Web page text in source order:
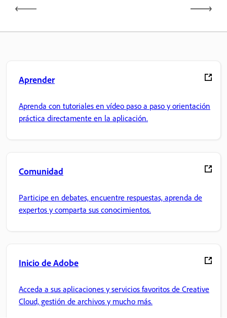
Aprender
Aprenda con tutoriales en vídeo paso a paso y orientación
práctica directamente en la aplicación.
Comunidad
Participe en debates, encuentre respuestas, aprenda de
expertos y comparta sus conocimientos.
Inicio de Adobe
Acceda a sus aplicaciones y servicios favoritos de Creative
Cloud, gestión de archivos y mucho más.